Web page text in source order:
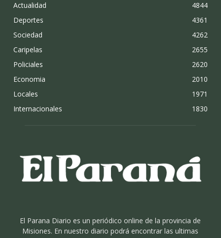
Actualidad
4844
Deportes
4361
Sociedad
4262
Caripelas
2655
Policiales
2620
Economia
2010
Locales
1971
Internacionales
1830
El Parana Diario es un periódico online de la provincia de
Misiones. En nuestro diario podrá encontrar las ultimas